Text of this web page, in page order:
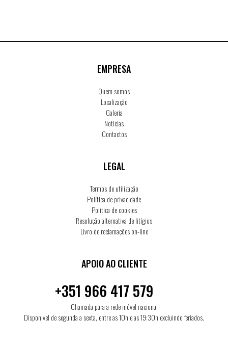
EMPRESA
Quem somos
Localização
Galeria
Noticias
Contactos
LEGAL
Termos de utilização
Política de privacidade
Política de cookies
Resolução alternativa de litígios
Livro de reclamações on-line
APOIO AO CLIENTE
+351 966 417 579
Chamada para a rede móvel nacional
Disponivel de segunda a sexta, entre as 10h e as 19:30h excluindo feriados.